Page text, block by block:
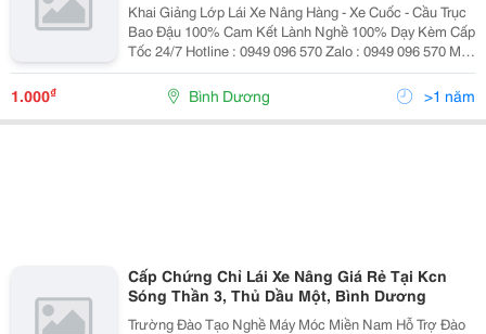
Khai Giảng Lớp Lái Xe Nâng Hàng - Xe Cuốc - Cầu Trục
Bao Đậu 100% Cam Kết Lành Nghề 100% Dạy Kèm Cấp
Tốc 24/7 Hotline : 0949 096 570 Zalo : 0949 096 570 Mở
Lớp Từ Thứ Hai Đến Chủ Nhật Đăng Ký Học Ngay
Không Cần Đợi Lớp ...
1.000₫ Bình Dương >1 năm
Cấp Chứng Chỉ Lái Xe Nâng Giá Rẻ Tại Kcn
Sóng Thần 3, Thủ Dầu Một, Bình Dương
Trường Đào Tạo Nghề Máy Móc Miền Nam Hỗ Trợ Đào